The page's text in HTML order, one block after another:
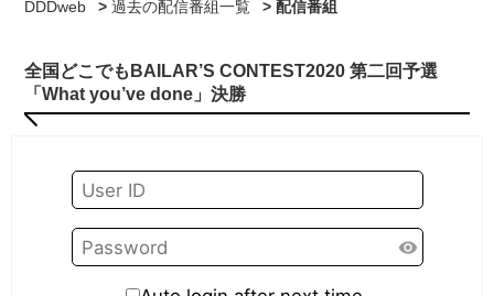
DDDweb >過去の配信番組一覧 > 配信番組
全国どこでもBAILAR’S CONTEST2020 第二回予選
「What you’ve done」決勝